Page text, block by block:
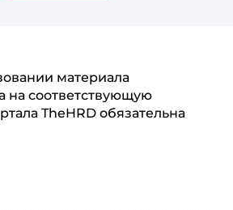
материала
на соответствующую
TheHRD обязательна